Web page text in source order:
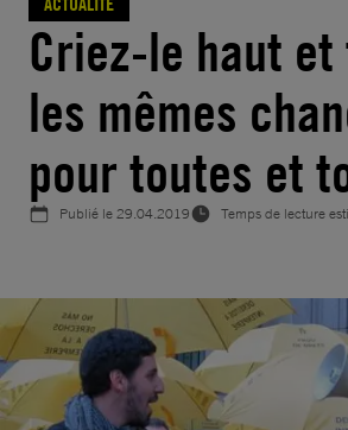
Criez-le haut
les mêmes
pour toutes et
Publié le29.04.2019 Temps de lecture